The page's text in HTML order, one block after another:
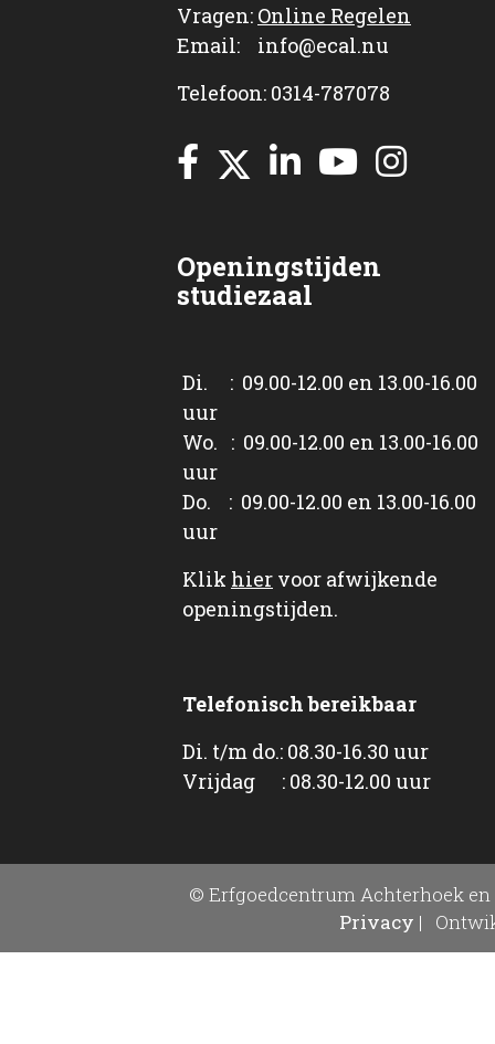
Vragen: Online Regelen
Email: info@ecal.nu
Telefoon: 0314-787078
Openingstijden
studiezaal
Di. : 09.00-12.00 en 13.00-16.00
uur
Wo. : 09.00-12.00 en 13.00-16.00
uur
Do. : 09.00-12.00 en 13.00-16.00
uur
Klik hier voor afwijkende
openingstijden.
Telefonisch bereikbaar
Di. t/m do.: 08.30-16.30 uur
Vrijdag : 08.30-12.00 uur
© Erfgoedcentrum Achterhoek en
Privacy |